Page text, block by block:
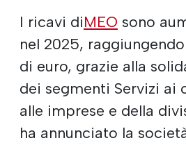
I ricavi diMEO sono
nel 2025, raggiungendo
di euro, grazie alla
dei segmenti Servizi ai
alle imprese e della
ha annunciato la